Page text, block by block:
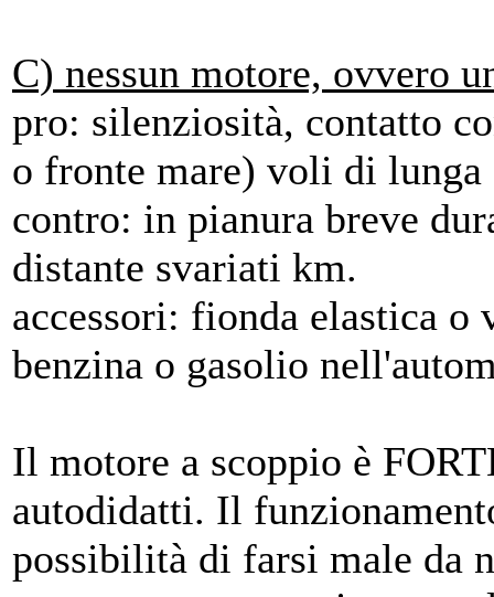
C) nessun motore, ovvero
pro: silenziosità, contatto
o fronte mare) voli di lunga
contro: in pianura breve
distante svariati km.
accessori: fionda elastica
benzina o gasolio
Il motore a scoppio è
autodidatti. Il
possibilità di farsi male da